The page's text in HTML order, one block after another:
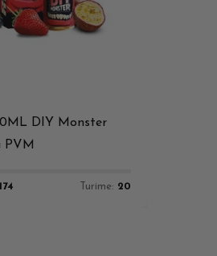
DIY Monster
PVM
174 Turime: 20